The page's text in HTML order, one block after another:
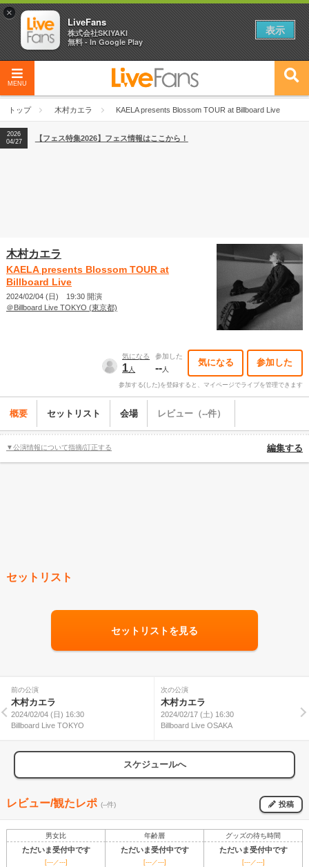
MENU
トップ 木村カエラ KAELA presents Blossom TOUR at Billboard Live
2026
04/27
2026
【ライブ動員ランキング】2026年上半期編発表！
2026
04/27
【フェス特集2026】フェス情報はここから！
木村カエラ
KAELA presents Blossom TOUR at
Billboard Live
2024/02/04 (日) 19:30 開演
＠Billboard Live TOKYO (東京都)
気になる
1人
参加した
--人
気になる 参加した
参加する(した)を登録すると、マイページでライブを管理できます
概要 セットリスト 会場 レビュー（--件）
▼公演情報について指摘/訂正する 編集する
セットリスト
セットリストを見る
前の公演
木村カエラ
2024/02/04 (日) 16:30
Billboard Live TOKYO
次の公演
木村カエラ
2024/02/17 (土) 16:30
Billboard Live OSAKA
スケジュールへ
レビュー/観たレポ (--件) 投稿
男女比 年齢層 グッズの待ち時間
ただいま受付中です ただいま受付中です ただいま受付中です
[---／---] [---／---] [---／---]
×
LiveFans
株式会社SKIYAKI
無料 - In Google Play
表示